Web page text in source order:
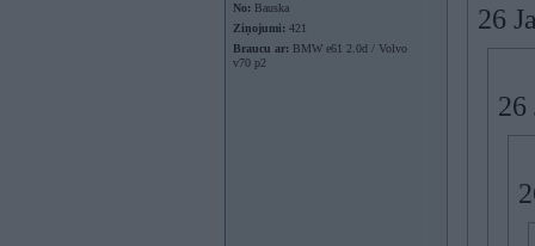
No: Bauska
Ziņojumi: 421
Braucu ar: BMW e61 2.0d / Volvo
v70 p2
26
26